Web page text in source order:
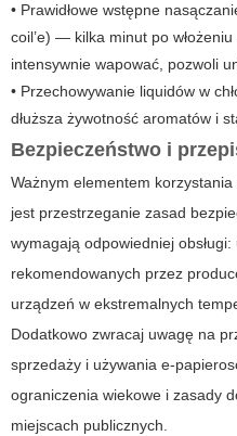
• Prawidłowe wstępne
coil’e) — kilka minut po
intensywnie wapować, pozwoli
• Przechowywanie liquidów w
dłuższa żywotność aromatów i
Bezpieczeństwo i
Ważnym elementem
jest przestrzeganie zasad
wymagają odpowiedniej obsługi:
rekomendowanych przez
urządzeń w ekstremalnych
Dodatkowo zwracaj uwagę na
sprzedaży i używania e-
ograniczenia wiekowe i zasady
miejscach publicznych.